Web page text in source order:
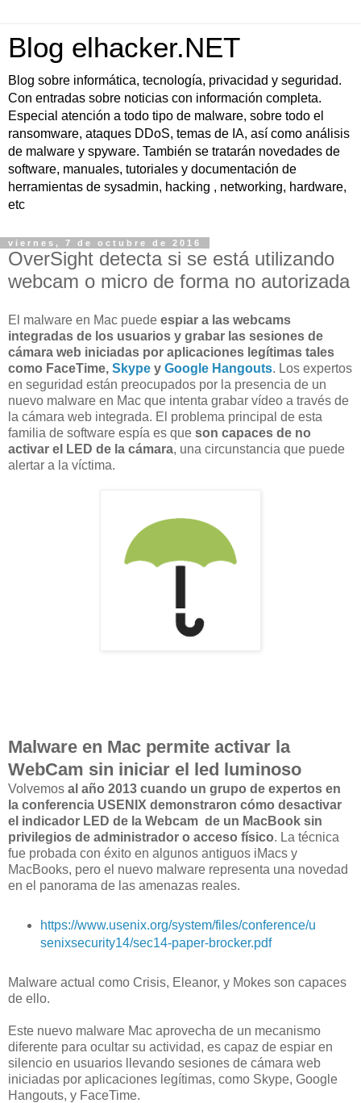
Blog elhacker.NET
Blog sobre informática, tecnología, privacidad y seguridad.
Con entradas sobre noticias con información completa.
Especial atención a todo tipo de malware, sobre todo el
ransomware, ataques DDoS, temas de IA, así como análisis
de malware y spyware. También se tratarán novedades de
software, manuales, tutoriales y documentación de
herramientas de sysadmin, hacking , networking, hardware,
etc
viernes, 7 de octubre de 2016
OverSight detecta si se está utilizando
webcam o micro de forma no autorizada
El malware en Mac puede espiar a las webcams
integradas de los usuarios y grabar las sesiones de
cámara web iniciadas por aplicaciones legítimas tales
como FaceTime, Skype y Google Hangouts. Los expertos
en seguridad están preocupados por la presencia de un
nuevo malware en Mac que intenta grabar vídeo a través de
la cámara web integrada. El problema principal de esta
familia de software espía es que son capaces de no
activar el LED de la cámara, una circunstancia que puede
alertar a la víctima.
Malware en Mac permite activar la
WebCam sin iniciar el led luminoso
Volvemos al año 2013 cuando un grupo de expertos en
la conferencia USENIX demonstraron cómo desactivar
el indicador LED de la Webcam de un MacBook sin
privilegios de administrador o acceso físico. La técnica
fue probada con éxito en algunos antiguos iMacs y
MacBooks, pero el nuevo malware representa una novedad
en el panorama de las amenazas reales.
https://www.usenix.org/system/files/conference/u
senixsecurity14/sec14-paper-brocker.pdf
Malware actual como Crisis, Eleanor, y Mokes son capaces
de ello.
Este nuevo malware Mac aprovecha de un mecanismo
diferente para ocultar su actividad, es capaz de espiar en
silencio en usuarios llevando sesiones de cámara web
iniciadas por aplicaciones legítimas, como Skype, Google
Hangouts, y FaceTime.